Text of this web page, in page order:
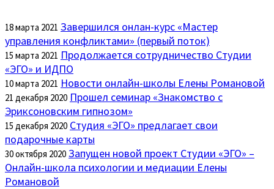
18 марта 2021 Завершился онлан-курс «Мастер
управления конфликтами» (первый поток)
15 марта 2021 Продолжается сотрудничество Студии
«ЭГО» и ИДПО
10 марта 2021 Новости онлайн-школы Елены Романовой
21 декабря 2020 Прошел семинар «Знакомство с
Эриксоновским гипнозом»
15 декабря 2020 Студия «ЭГО» предлагает свои
подарочные карты
30 октября 2020 Запущен новой проект Студии «ЭГО» –
Онлайн-школа психологии и медиации Елены
Романовой